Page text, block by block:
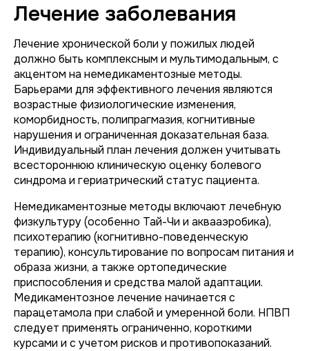
Лечение заболевания
Лечение хронической боли у пожилых людей
должно быть комплексным и мультимодальным, с
акцентом на немедикаментозные методы.
Барьерами для эффективного лечения являются
возрастные физиологические изменения,
коморбидность, полипрагмазия, когнитивные
нарушения и ограниченная доказательная база.
Индивидуальный план лечения должен учитывать
всестороннюю клиническую оценку болевого
синдрома и гериатрический статус пациента.
Немедикаментозные методы включают лечебную
физкультуру (особенно Тай-Чи и аквааэробика),
психотерапию (когнитивно-поведенческую
терапию), консультирование по вопросам питания и
образа жизни, а также ортопедические
приспособления и средства малой адаптации.
Медикаментозное лечение начинается с
парацетамола при слабой и умеренной боли. НПВП
следует применять ограниченно, короткими
курсами и с учетом рисков и противопоказаний.